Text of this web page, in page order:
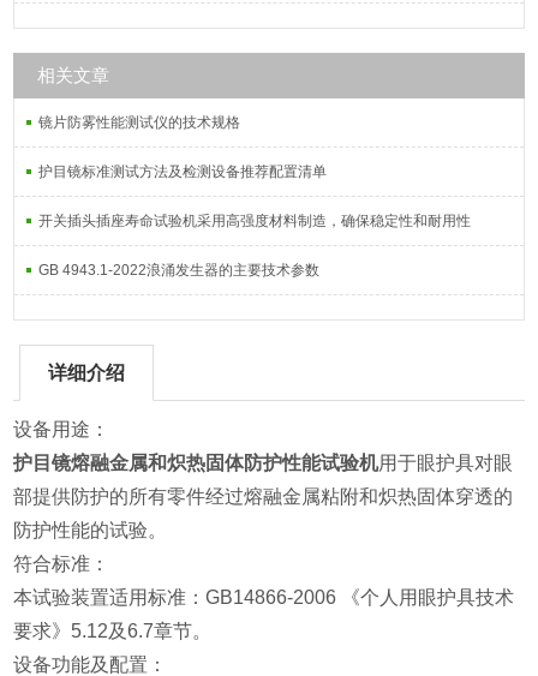
相关文章
镜片防雾性能测试仪的技术规格
护目镜标准测试方法及检测设备推荐配置清单
开关插头插座寿命试验机采用高强度材料制造，确保稳定性和耐用性
GB 4943.1-2022浪涌发生器的主要技术参数
详细介绍
设备用途：
护目镜熔融金属和炽热固体防护性能试验机用于眼护具对眼
部提供防护的所有零件经过熔融金属粘附和炽热固体穿透的
防护性能的试验。
符合标准：
本试验装置适用标准：GB14866-2006 《个人用眼护具技术
要求》5.12及6.7章节。
设备功能及配置：